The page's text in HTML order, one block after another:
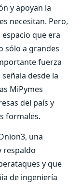
y apoyan la
necesitan. Pero,
que era
sólo a grandes
fuerza
desde la
MiPymes
del país y
formales.
una
respaldo
y que
de ingeniería